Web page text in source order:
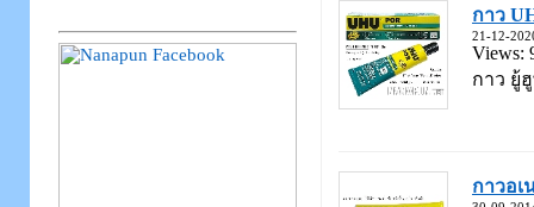
กาว
21-12-
Views:
กาว ยู้
กาวอเ